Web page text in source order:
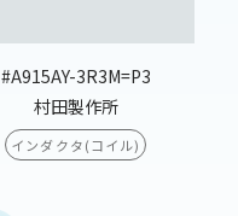
#A915AY-3R3M=P3
村田製作所
インダクタ(コイル)